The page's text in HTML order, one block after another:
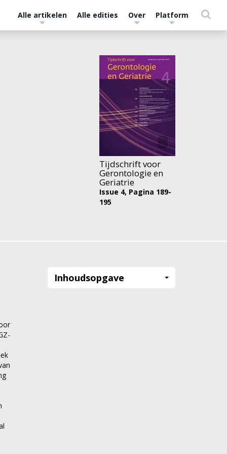
Alle artikelen Alle edities Over Platform
Tijdschrift voor
Gerontologie en
Geriatrie
Issue 4, Pagina 189-
195
Inhoudsopgave